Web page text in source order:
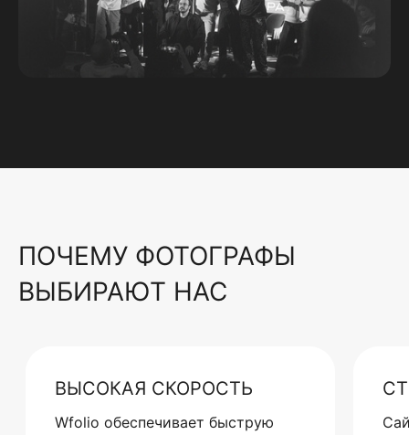
ПОЧЕМУ ФОТОГРАФЫ
ВЫБИРАЮТ НАС
ВЫСОКАЯ СКОРОСТЬ
Wfolio обеспечивает быструю